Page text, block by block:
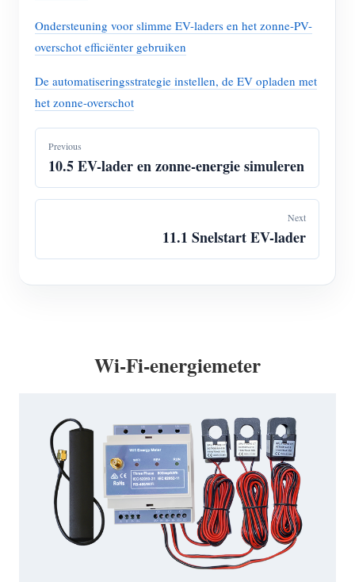
Ondersteuning voor slimme EV-laders en het zonne-PV-
overschot efficiënter gebruiken
De automatiseringsstrategie instellen, de EV opladen met
het zonne-overschot
Previous
10.5 EV-lader en zonne-energie simuleren
Next
11.1 Snelstart EV-lader
Wi-Fi-energiemeter